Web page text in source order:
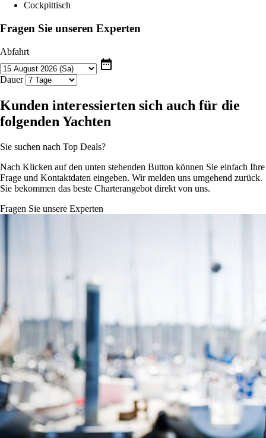
Cockpittisch
Fragen Sie unseren Experten
Abfahrt
date_range
Dauer
Kunden interessierten sich auch für die
folgenden Yachten
Sie suchen nach Top Deals?
Nach Klicken auf den unten stehenden Button können Sie einfach Ihre
Frage und Kontaktdaten eingeben. Wir melden uns umgehend zurück.
Sie bekommen das beste Charterangebot direkt von uns.
Fragen Sie unsere Experten